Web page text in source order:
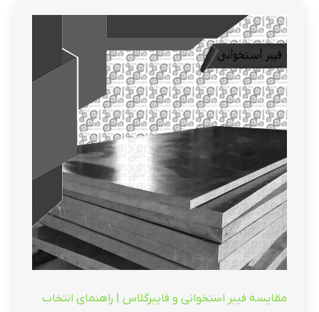
مقایسه فیبر استخوانی و فایبرگلاس | راهنمای انتخاب